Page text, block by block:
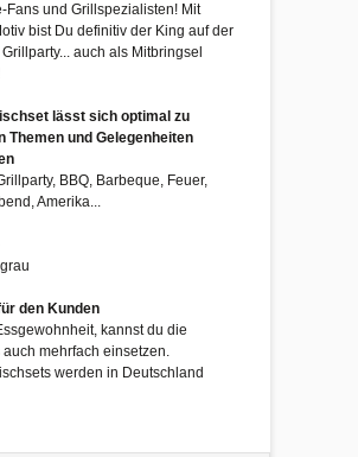
Fans und Grillspezialisten! Mit
bist Du definitiv der King auf der
auch als Mitbringsel
lässt sich optimal zu
Themen und Gelegenheiten
BBQ, Barbeque, Feuer,
Amerika...
den Kunden
kannst du die
auch mehrfach einsetzen.
werden in Deutschland